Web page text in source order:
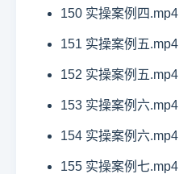
150 实操案例四.mp4
151 实操案例五.mp4
152 实操案例五.mp4
153 实操案例六.mp4
154 实操案例六.mp4
155 实操案例七.mp4